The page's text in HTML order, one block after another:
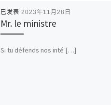
已发表 2023年11月28日
Mr. le ministre
Si tu défends nos inté […]